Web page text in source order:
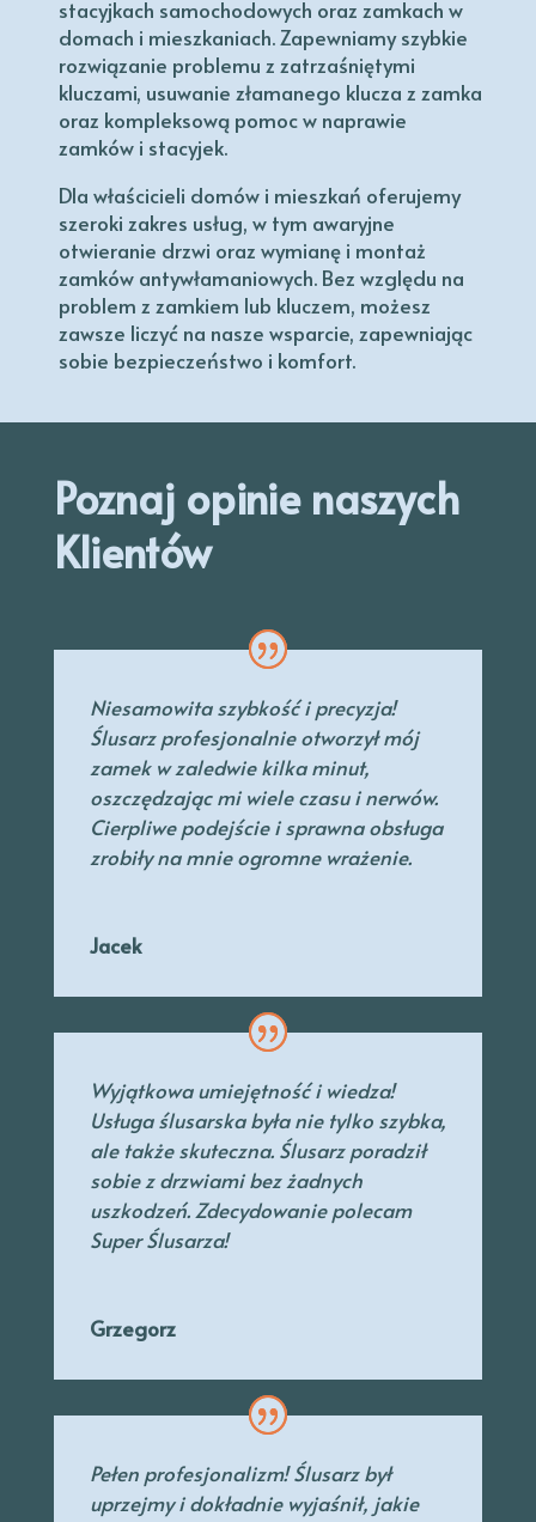
stacyjkach samochodowych oraz zamkach w
domach i mieszkaniach. Zapewniamy szybkie
rozwiązanie problemu z zatrzaśniętymi
kluczami, usuwanie złamanego klucza z zamka
oraz kompleksową pomoc w naprawie
zamków i stacyjek.
Dla właścicieli domów i mieszkań oferujemy
szeroki zakres usług, w tym awaryjne
otwieranie drzwi oraz wymianę i montaż
zamków antywłamaniowych. Bez względu na
problem z zamkiem lub kluczem, możesz
zawsze liczyć na nasze wsparcie, zapewniając
sobie bezpieczeństwo i komfort.
Poznaj opinie naszych
Klientów
Niesamowita szybkość i precyzja!
Ślusarz profesjonalnie otworzył mój
zamek w zaledwie kilka minut,
oszczędzając mi wiele czasu i nerwów.
Cierpliwe podejście i sprawna obsługa
zrobiły na mnie ogromne wrażenie.
Jacek
Wyjątkowa umiejętność i wiedza!
Usługa ślusarska była nie tylko szybka,
ale także skuteczna. Ślusarz poradził
sobie z drzwiami bez żadnych
uszkodzeń. Zdecydowanie polecam
Super Ślusarza!
Grzegorz
Pełen profesjonalizm! Ślusarz był
uprzejmyi dokładnie wyjaśnił, jakie